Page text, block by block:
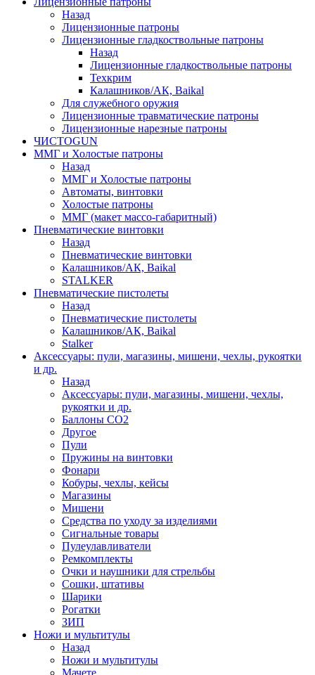
Назад
Лицензионные патроны
Лицензионные гладкоствольные патроны
Назад
Лицензионные гладкоствольные патроны
Техкрим
Калашников/АК, Baikal
Для служебного оружия
Лицензионные травматические патроны
Лицензионные нарезные патроны
ЧИСТОGUN
ММГ и Холостые патроны
Назад
ММГ и Холостые патроны
Автоматы, винтовки
Холостые патроны
ММГ (макет массо-габаритный)
Пневматические винтовки
Назад
Пневматические винтовки
Калашников/АК, Baikal
STALKER
Пневматические пистолеты
Назад
Пневматические пистолеты
Калашников/АК, Baikal
Stalker
Аксессуары: пули, магазины, мишени, чехлы, рукоятки
и др.
Назад
Аксессуары: пули, магазины, мишени, чехлы,
рукоятки и др.
Баллоны CO2
Другое
Пули
Пружины на винтовки
Фонари
Кобуры, чехлы, кейсы
Магазины
Мишени
Средства по уходу за изделиями
Сигнальные товары
Пулеулавливатели
Ремкомплекты
Очки и наушники для стрельбы
Сошки, штативы
Шарики
Рогатки
ЗИП
Ножи и мультитулы
Назад
Ножи и мультитулы
Мачете